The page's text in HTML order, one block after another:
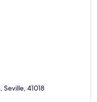
Seville, 41018